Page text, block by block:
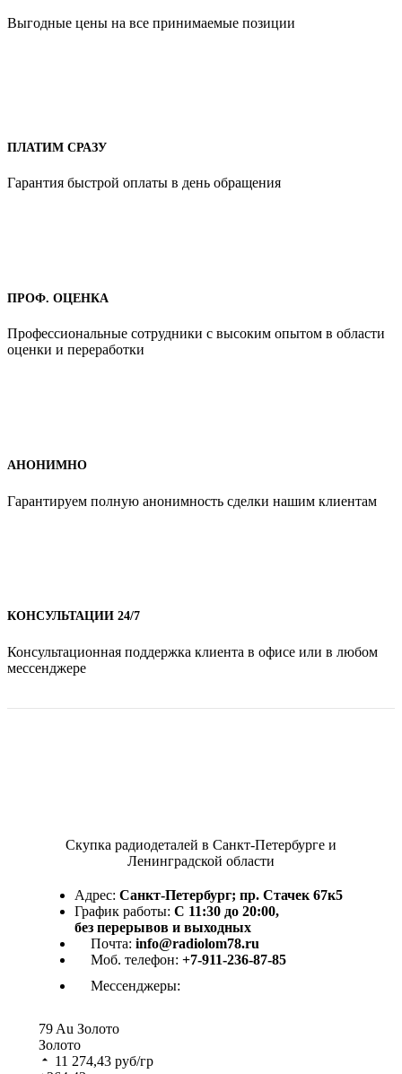
Выгодные цены на все принимаемые позиции
ПЛАТИМ СРАЗУ
Гарантия быстрой оплаты в день обращения
ПРОФ. ОЦЕНКА
Профессиональные сотрудники с высоким опытом в области
оценки и переработки
АНОНИМНО
Гарантируем полную анонимность сделки нашим клиентам
КОНСУЛЬТАЦИИ 24/7
Консультационная поддержка клиента в офисе или в любом
мессенджере
Скупка радиодеталей в Санкт-Петербурге и
Ленинградской области
Адрес: Санкт-Петербург; пр. Стачек 67к5
График работы: С 11:30 до 20:00,
без перерывов и выходных
Почта: info@radiolom78.ru
Моб. телефон: +7-911-236-87-85
Мессенджеры:
79 Au Золото
Золото
11 274,43 руб/гр